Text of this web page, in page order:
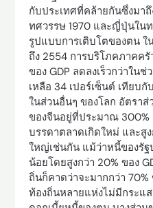
กับประเทศที่คล้ายกันซึ่งมา
ทศวรรษ 1970 และญี่ปุ่นใน
รูปแบบการเติบโตของตน ใ
ถึง 2554 การบริโภคภาคค
ของ GDP ลดลงเร็วกว่าใน
เหลือ 34 เปอร์เซ็นต์ เทียบ
ในส่วนอื่นๆ ของโลก อัตรา
ของจีนอยู่ที่ประมาณ 300%
บรรดาตลาดเกิดใหม่ และ
ใหญ่เช่นกัน แม้ว่าหนี้ของรั
น้อยโดยสูงกว่า 20% ของ
ถิ่นก็คาดว่าจะมากกว่า 70%
ท้องถิ่นหลายแห่งไม่มีกระแ